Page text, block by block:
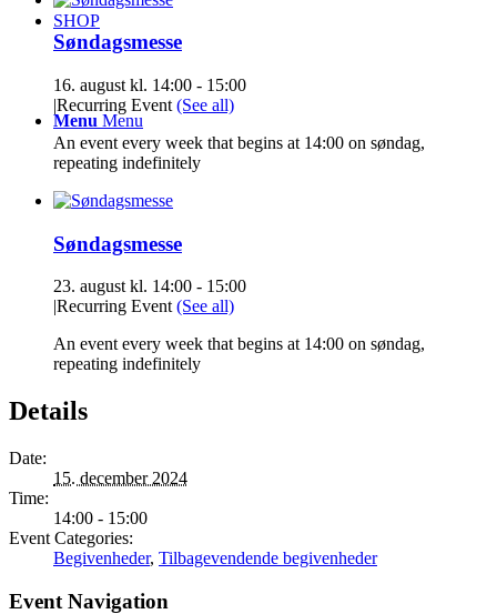
SHOP
Menu Menu
Søndagsmesse
16. august kl. 14:00 - 15:00
|Recurring Event (See all)
An event every week that begins at 14:00 on søndag,
repeating indefinitely
Søndagsmesse
23. august kl. 14:00 - 15:00
Recurring Event(See all)
An event every week that begins at 14:00 on søndag,
repeating indefinitely
Details
Date:
15. december 2024
Time:
14:00 - 15:00
Event Categories:
Begivenheder, Tilbagevendende begivenheder
Event Navigation